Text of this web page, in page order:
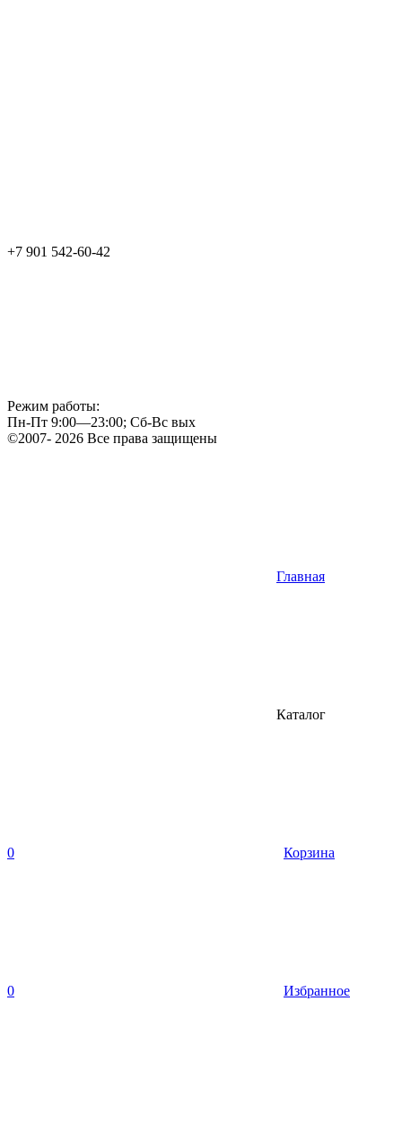
+7 901 542-60-42
Режим работы:
Пн-Пт 9:00—23:00; Сб-Вс вых
©2007- 2026 Все права защищены
Главная
Каталог
0 Корзина
0 Избранное